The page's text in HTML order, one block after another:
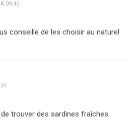
09:42
conseille de les choisir au naturel
trouver des sardines fraîches